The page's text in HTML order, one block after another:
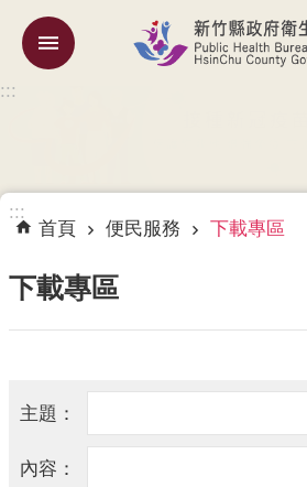
跳到主要內容區塊
訊
公
告
專
區
專
:::
:::
首頁 便民服務 下載專區
下載專區